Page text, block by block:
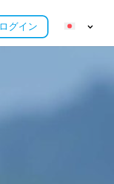
ログイン